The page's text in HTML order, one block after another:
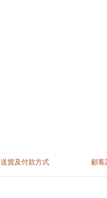
送貨及付款方式 顧客